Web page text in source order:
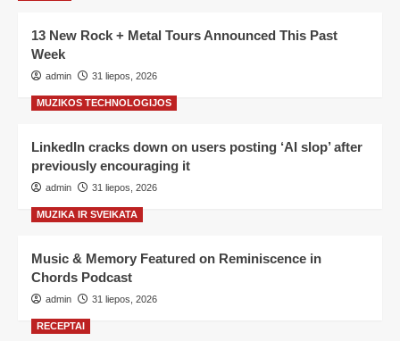
13 New Rock + Metal Tours Announced This Past
Week
admin 31 liepos, 2026
MUZIKOS TECHNOLOGIJOS
LinkedIn cracks down on users posting ‘AI slop’ after
previously encouraging it
admin 31 liepos, 2026
MUZIKA IR SVEIKATA
Music & Memory Featured on Reminiscence in
Chords Podcast
admin 31 liepos, 2026
RECEPTAI